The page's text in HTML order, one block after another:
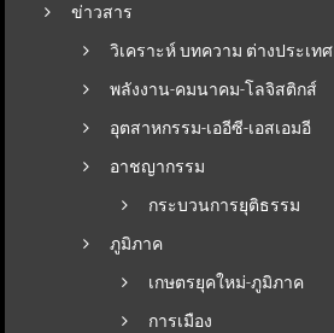
ข่าวสาร
วิเคราะห์ บทความ ต่างประเทศ
พลังงาน-คมนาคม-โลจิสติกส์
อุตสาหกรรม-เออีซี-เอสเอมอี
อาชญากรรม
กระบวนการยุติธรรม
ภูมิภาค
เกษตรยุคใหม่-ภูมิภาค
การเมือง